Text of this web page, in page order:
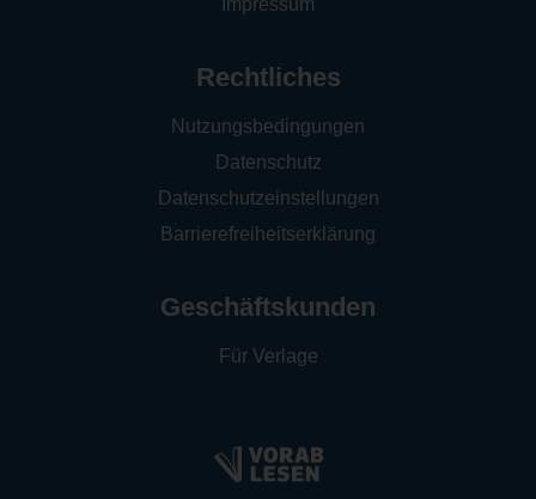
Impressum
Rechtliches
Nutzungsbedingungen
Datenschutz
Datenschutzeinstellungen
Barrierefreiheitserklärung
Geschäftskunden
Für Verlage